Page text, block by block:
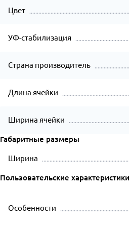
Цвет
УФ-стабилизация
Страна производитель
Длина ячейки
Ширина ячейки
Габаритные размеры
Ширина
Пользовательские характеристики
Особенности